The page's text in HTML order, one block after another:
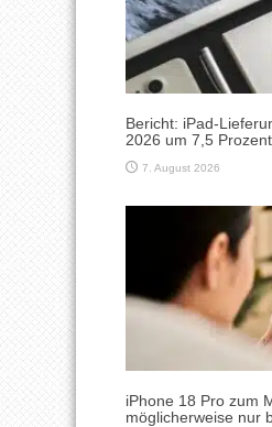
Bericht: iPad-
2026 um 7,5
7. August 2026
iPhone 18 Pro zum
möglicherweise nur